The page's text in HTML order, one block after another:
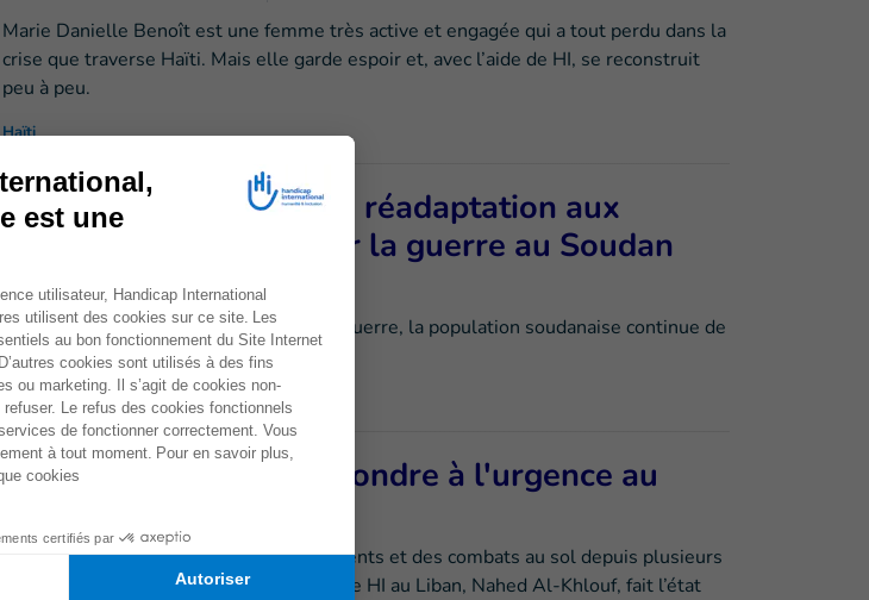
Marie Danielle Benoît est une femme très active et engagée qui a tout perdu dans la
crise que traverse Haïti. Mais elle garde espoir et, avec l’aide de HI, se reconstruit
peu à peu.
Haïti
HI apporte des soins de réadaptation aux
personnes touchées par la guerre au Soudan
8 avril 2026
Trois ans après le déclenchement de la guerre, la population soudanaise continue de
subir une violence extrême.
Soudan
HI se mobilise pour répondre à l'urgence au
Le Liban est touché par des bombardements et des combats au sol depuis plusieurs
jours. HI se prépare à agir. La directrice de HI au Liban, Nahed Al-Khlouf, fait l’état